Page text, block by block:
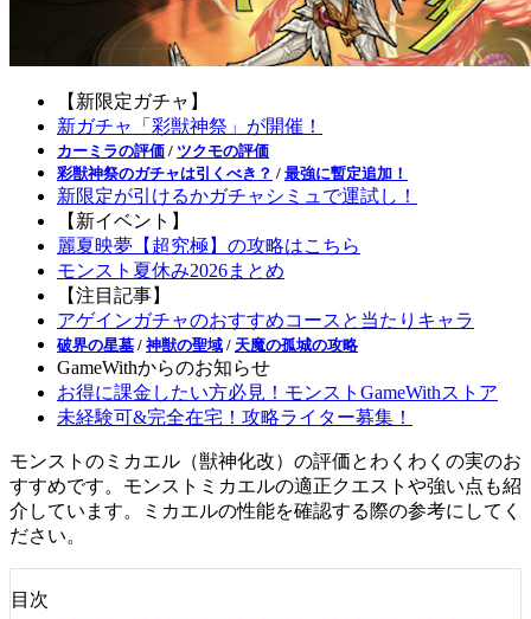
【新限定ガチャ】
新ガチャ「彩獣神祭」が開催！
カーミラの評価 / ツクモの評価
彩獣神祭のガチャは引くべき？ / 最強に暫定追加！
新限定が引けるかガチャシミュで運試し！
【新イベント】
麗夏映夢【超究極】の攻略はこちら
モンスト夏休み2026まとめ
【注目記事】
アゲインガチャのおすすめコースと当たりキャラ
破界の星墓 / 神獣の聖域 / 天魔の孤城の攻略
GameWithからのお知らせ
お得に課金したい方必見！モンストGameWithストア
未経験可&完全在宅！攻略ライター募集！
モンストのミカエル（獣神化改）の評価とわくわくの実のお
すすめです。モンストミカエルの適正クエストや強い点も紹
介しています。ミカエルの性能を確認する際の参考にしてく
ださい。
目次